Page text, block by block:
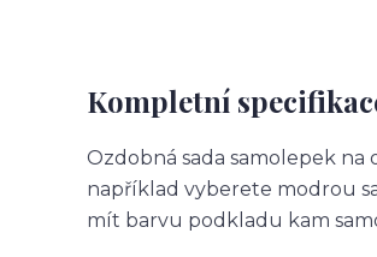
Kompletní
Ozdobná sada samolepek na
například vyberete modrou
mít barvu podkladu kam